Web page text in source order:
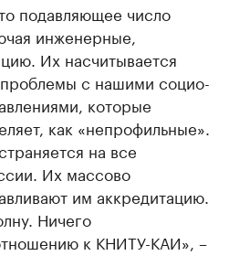
подавляющее число
инженерные,
Их насчитывается
с нашими социо-
которые
как «непрофильные».
на все
Их массово
им аккредитацию.
Ничего
к КНИТУ-КАИ», –